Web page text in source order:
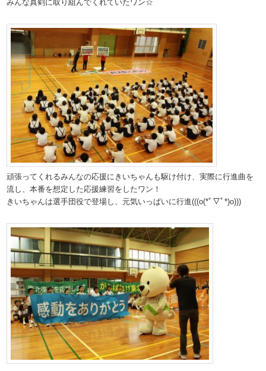
みんな真剣に取り組んでくれていたワン☆
頑張ってくれるみんなの応援にきいちゃんも駆け付け、実際に行進曲を
流し、本番を想定した応援練習をしたワン！
きいちゃんは選手団役で登場し、元気いっぱいに行進(((o(*ﾟ▽ﾟ*)o)))